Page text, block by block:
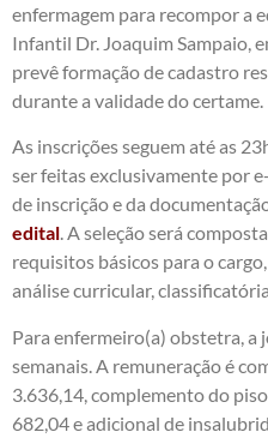
enfermagem para recompor a
Infantil Dr. Joaquim Sampaio,
prevê formação de cadastro
durante a validade do certame.
As inscrições seguem até as
ser feitas exclusivamente por
de inscrição e da
edital. A seleção será
requisitos básicos para o
análise curricular,
Para enfermeiro(a) obstetra, a
semanais. A remuneração é
3.636,14, complemento do
682,04 e adicional de